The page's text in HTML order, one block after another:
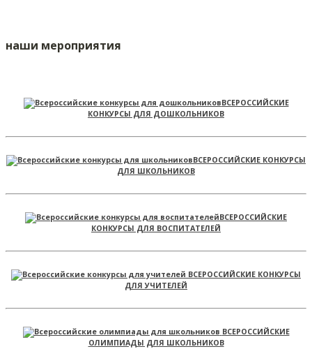
наши мероприятия
ВСЕРОССИЙСКИЕ
КОНКУРСЫ ДЛЯ ДОШКОЛЬНИКОВ
ВСЕРОССИЙСКИЕ КОНКУРСЫ
ДЛЯ ШКОЛЬНИКОВ
ВСЕРОССИЙСКИЕ
КОНКУРСЫ ДЛЯ ВОСПИТАТЕЛЕЙ
ВСЕРОССИЙСКИЕ КОНКУРСЫ
ДЛЯ УЧИТЕЛЕЙ
ВСЕРОССИЙСКИЕ
ОЛИМПИАДЫ ДЛЯ ШКОЛЬНИКОВ